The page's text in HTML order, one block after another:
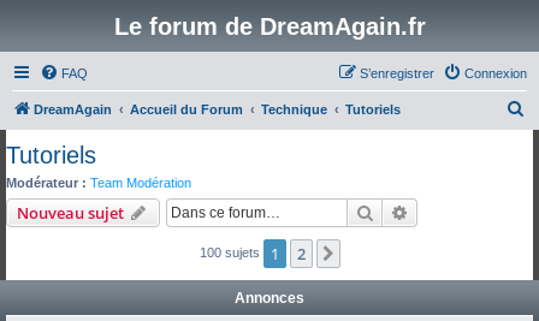
Le forum de DreamAgain.fr
FAQ Connexion
S’enregistrer
DreamAgain Accueil du Forum Technique Tutoriels
c
Tutoriels
Modérateur : Team Modération
Nouveau sujet Rechercher
100 sujets 1 2
Annonces